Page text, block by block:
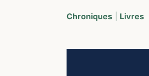
Chroniques Livres